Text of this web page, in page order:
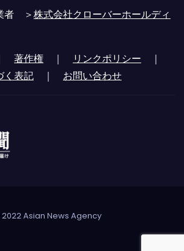
者 ＞株式会社クローバーホールディ
著作権 ｜ リンクポリシー ｜
く表記 ｜ お問い合わせ
Asian News Agency